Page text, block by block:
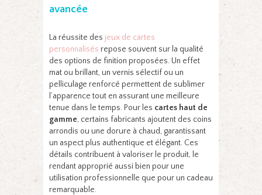
avancée
La réussite des jeux de cartes
personnalisés repose souvent sur la qualité
des options de finition proposées. Un effet
mat ou brillant, un vernis sélectif ou un
pelliculage renforcé permettent de sublimer
l’apparence tout en assurant une meilleure
tenue dans le temps. Pour les cartes haut de
gamme, certains fabricants ajoutent des coins
arrondis ou une dorure à chaud, garantissant
un aspect plus authentique et élégant. Ces
détails contribuent à valoriser le produit, le
rendant approprié aussi bien pour une
utilisation professionnelle que pour un cadeau
remarquable.